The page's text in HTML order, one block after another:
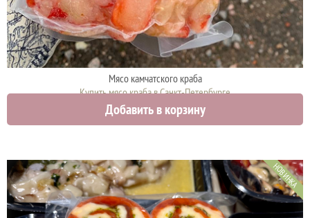
Мясо камчатского краба
Купить мясо краба в Санкт-Петербурге
3100 руб.
Добавить в корзину
НОВИНКА